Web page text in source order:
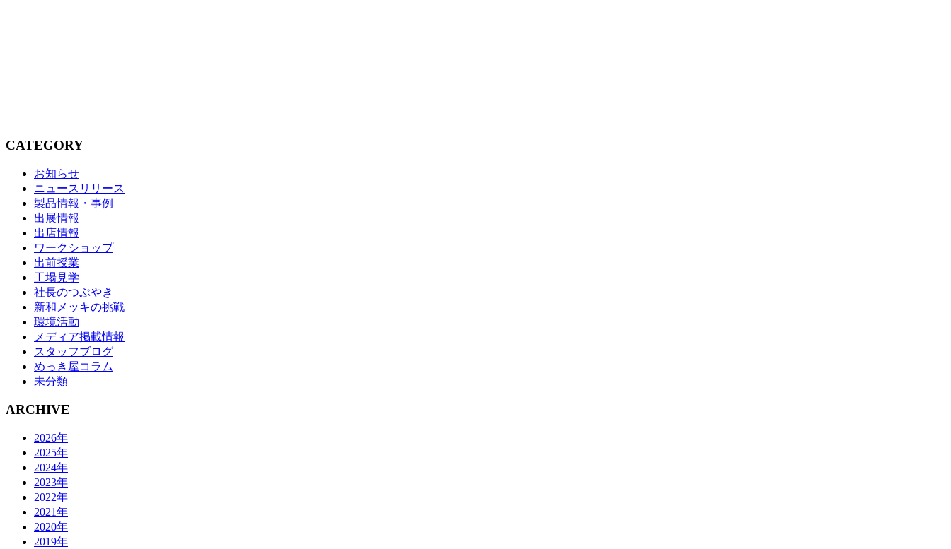
CATEGORY
お知らせ
ニュースリリース
製品情報・事例
出展情報
出店情報
ワークショップ
出前授業
工場見学
社長のつぶやき
新和メッキの挑戦
環境活動
メディア掲載情報
スタッフブログ
めっき屋コラム
未分類
ARCHIVE
2026年
2025年
2024年
2023年
2022年
2021年
2020年
2019年